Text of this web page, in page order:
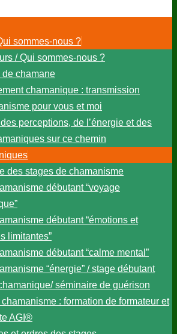
sommes-nous ?
/ Qui sommes-nous ?
de chamane
chamanique : transmission
pour vous et moi
perceptions, de l’énergie et des
sur ce chemin
des stages de chamanisme
débutant “voyage
débutant “émotions et
limitantes”
débutant “calme mental”
“énergie” / stage débutant
séminaire de guérison
: formation de formateur et
AGI®